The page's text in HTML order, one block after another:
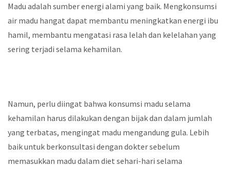
Madu adalah sumber energi alami yang baik. Mengkonsumsi
air madu hangat dapat membantu meningkatkan energi ibu
hamil, membantu mengatasi rasa lelah dan kelelahan yang
sering terjadi selama kehamilan.
Namun, perlu diingat bahwa konsumsi madu selama
kehamilan harus dilakukan dengan bijak dan dalam jumlah
yang terbatas, mengingat madu mengandung gula. Lebih
baik untuk berkonsultasi dengan dokter sebelum
memasukkan madu dalam diet sehari-hari selama